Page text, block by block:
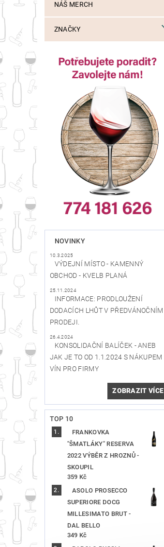
NÁŠ MERCH
ZNAČKY
NOVINKY
10.3.2025
VÝDEJNÍ MÍSTO - KAMENNÝ
OBCHOD - KVELB PLANÁ
25.11.2024
INFORMACE: PRODLOUŽENÍ
DODACÍCH LHŮT V PŘEDVÁNOČNÍM
PRODEJI.
26.4.2024
KONSOLIDAČNÍ BALÍČEK - ANEB
JAK JE TO OD 1.1.2024 S NÁKUPEM
VÍN PRO FIRMY
ZOBRAZIT VÍCE
TOP 10
FRANKOVKA
"ŠMATLÁKY" RESERVA
2022 VÝBĚR Z HROZNŮ -
SKOUPIL
359 Kč
ASOLO PROSECCO
SUPERIORE DOCG
MILLESIMATO BRUT -
DAL BELLO
349 Kč